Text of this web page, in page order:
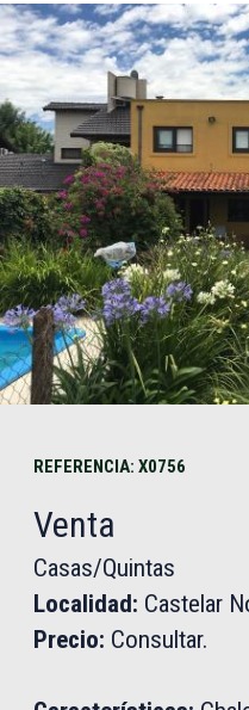
REFERENCIA: X0756
Venta
Casas/Quintas
Localidad: Castelar
Precio: Consultar.